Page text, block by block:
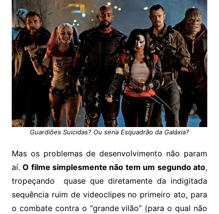
Guardiões Suicidas? Ou seria Esquadrão da Galáxia?
Mas os problemas de desenvolvimento não param
aí.O filme simplesmente não tem um segundo ato,
tropeçando quase que diretamente da indigitada
sequência ruim de videoclipes no primeiro ato, para
o combate contra o “grande vilão” (para o qual não